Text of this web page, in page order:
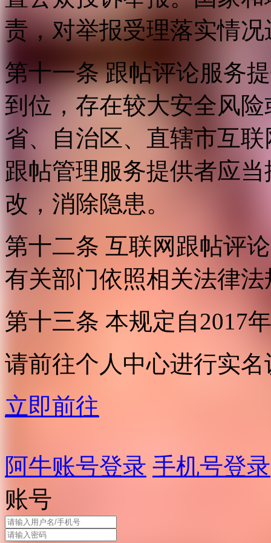
责，对举报受理落实情
第十一条 跟帖评论服务
到位，存在较大安全风
省、自治区、直辖市互
跟帖管理服务提供者应
改，消除隐患。
第十二条 互联网跟帖评
有关部门依照相关法律
第十三条 本规定自2017
请前往个人中心进行实名
立即前往
阿牛账号登录 手机号登录
账号